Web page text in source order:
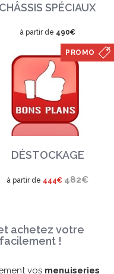
CHÂSSIS SPÉCIAUX
à partir de 490€
PROMO
DÉSTOCKAGE
à partir de 444€ 482€
achetez votre
!
vos menuiseries